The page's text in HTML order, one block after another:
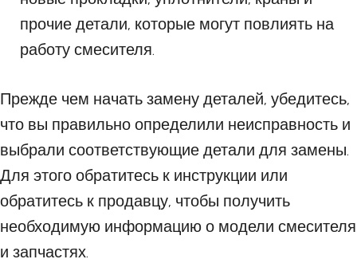
прочие детали, которые могут повлиять на
работу смесителя.
Прежде чем начать замену деталей, убедитесь,
что вы правильно определили неисправность и
выбрали соответствующие детали для замены.
Для этого обратитесь к инструкции или
обратитесь к продавцу, чтобы получить
необходимую информацию о модели смесителя
и запчастях.